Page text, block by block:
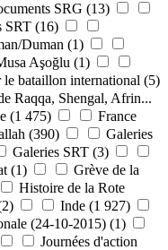
SRG (13)
SRT (16)
Duman (1)
Aşoğlu (1)
bataillon international (5)
Raqqa, Shengal, Afrin...
(1 475)
France
(390)
Galeries
Galeries SRT (3)
(1)
Grève de la
Histoire de la Rote
Inde (1 927)
(24-10-2015) (1)
Journées d'action